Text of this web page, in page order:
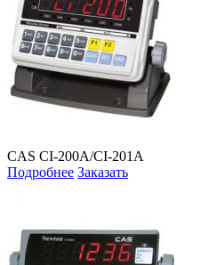
CAS CI-200A/CI-201A
Подробнее Заказать